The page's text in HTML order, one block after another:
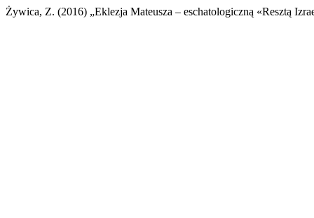
Żywica, Z. (2016) „Eklezja Mateusza – eschatologiczną «Resztą